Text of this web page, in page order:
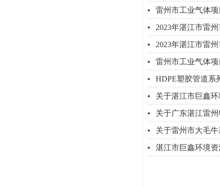
雷州市工业气体
2023年湛江市雷
2023年湛江市雷
雷州市工业气体
HDPE塑胶管道系
关于湛江市巨鑫
关于广东湛江雷
关于雷州市大毛
湛江市巨鑫环境